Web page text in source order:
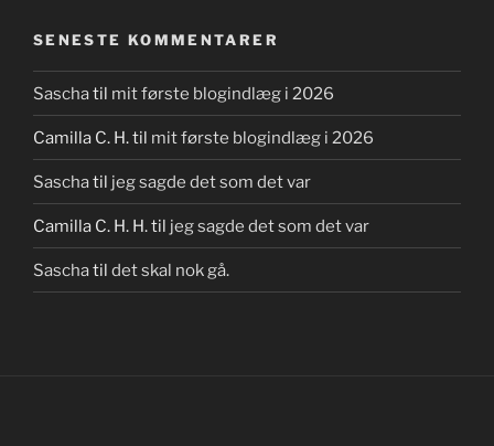
SENESTE KOMMENTARER
Saschatil mit første blogindlæg i 2026
Camilla C. H.til mit første blogindlæg i 2026
Saschatil jeg sagde det som det var
Camilla C. H. H.til jeg sagde det som det var
Saschatil det skal nok gå.